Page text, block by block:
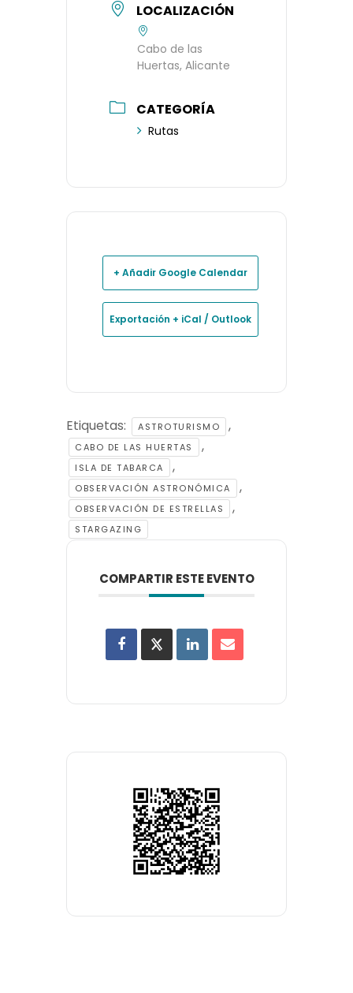
LOCALIZACIÓN
Cabo de las
Huertas, Alicante
CATEGORÍA
Rutas
+ Añadir Google Calendar
Exportación + iCal / Outlook
Etiquetas: ASTROTURISMO ,
CABO DE LAS HUERTAS ,
ISLA DE TABARCA ,
OBSERVACIÓN ASTRONÓMICA ,
OBSERVACIÓN DE ESTRELLAS ,
STARGAZING
COMPARTIR ESTE EVENTO